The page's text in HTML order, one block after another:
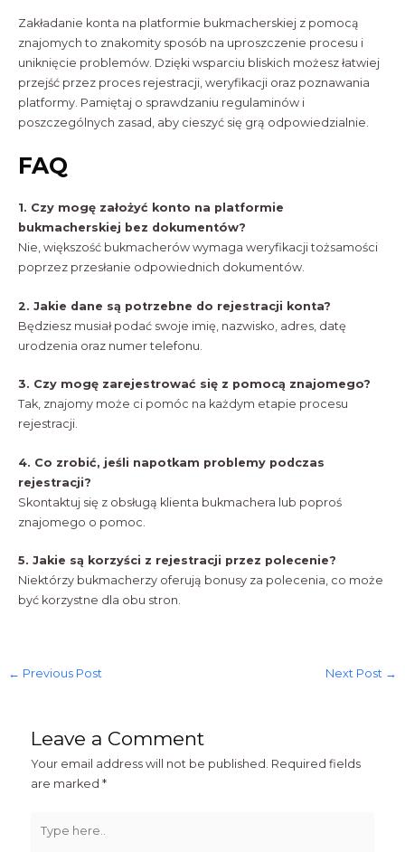
Zakładanie konta na platformie bukmacherskiej z pomocą
znajomych to znakomity sposób na uproszczenie procesu i
uniknięcie problemów. Dzięki wsparciu bliskich możesz łatwiej
przejść przez proces rejestracji, weryfikacji oraz poznawania
platformy. Pamiętaj o sprawdzaniu regulaminów i
poszczególnych zasad, aby cieszyć się grą odpowiedzialnie.
FAQ
1. Czy mogę założyć konto na platformie
bukmacherskiej bez dokumentów?
Nie, większość bukmacherów wymaga weryfikacji tożsamości
poprzez przesłanie odpowiednich dokumentów.
2. Jakie dane są potrzebne do rejestracji konta?
Będziesz musiał podać swoje imię, nazwisko, adres, datę
urodzenia oraz numer telefonu.
3. Czy mogę zarejestrować się z pomocą znajomego?
Tak, znajomy może ci pomóc na każdym etapie procesu
rejestracji.
4. Co zrobić, jeśli napotkam problemy podczas
rejestracji?
Skontaktuj się z obsługą klienta bukmachera lub poproś
znajomego o pomoc.
5. Jakie są korzyści z rejestracji przez polecenie?
Niektórzy bukmacherzy oferują bonusy za polecenia, co może
być korzystne dla obu stron.
← Previous Post Next Post →
Leave a Comment
Your email address will not be published. Required fields
are marked*
here..